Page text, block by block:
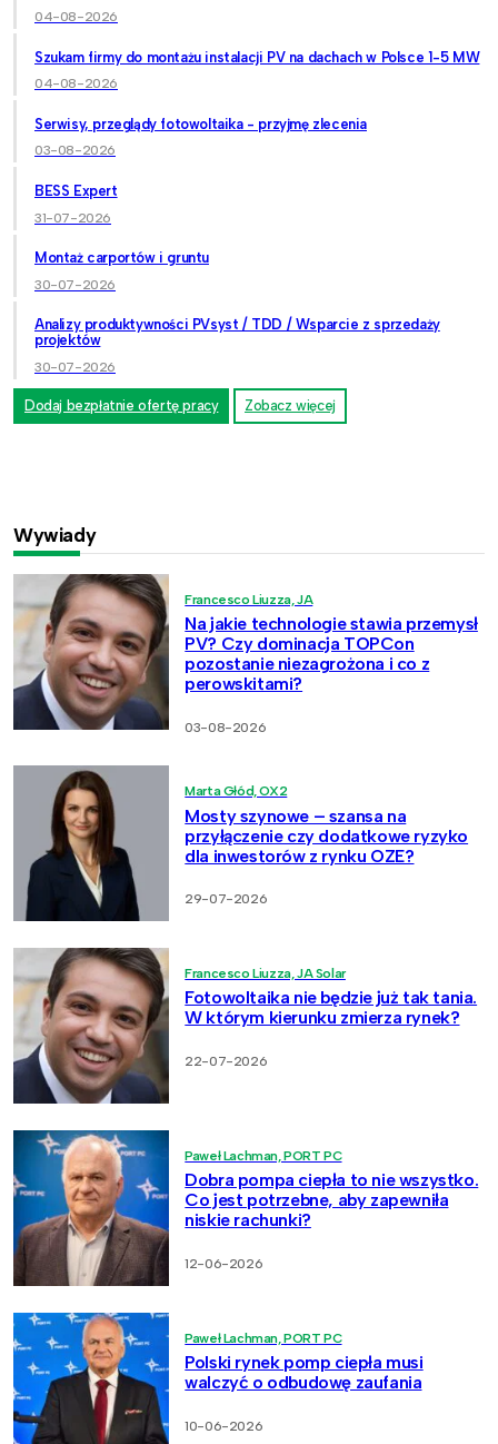
04-08-2026
Szukam firmy do montażu instalacji PV na dachach w Polsce 1-5 MW
04-08-2026
Serwisy, przeglądy fotowoltaika - przyjmę zlecenia
03-08-2026
BESS Expert
31-07-2026
Montaż carportów i gruntu
30-07-2026
Analizy produktywności PVsyst / TDD / Wsparcie z sprzedaży
projektów
30-07-2026
Dodaj bezpłatnie ofertę pracy Zobacz więcej
Wywiady
Francesco Liuzza, JA
Na jakie technologie stawia przemysł
PV? Czy dominacja TOPCon
pozostanie niezagrożona i co z
perowskitami?
03-08-2026
Marta Głód, OX2
Mosty szynowe – szansa na
przyłączenie czy dodatkowe ryzyko
dla inwestorów z rynku OZE?
29-07-2026
Francesco Liuzza, JA Solar
Fotowoltaika nie będzie już tak tania.
W którym kierunku zmierza rynek?
22-07-2026
Paweł Lachman, PORT PC
Dobra pompa ciepła to nie wszystko.
Co jest potrzebne, aby zapewniła
niskie rachunki?
12-06-2026
Paweł Lachman, PORT PC
Polski rynek pomp ciepła musi
walczyć o odbudowę zaufania
10-06-2026